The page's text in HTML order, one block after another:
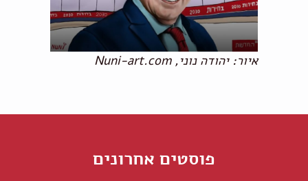
איור: יהודה נוני, Nuni-art.com
פוסטים אחרונים